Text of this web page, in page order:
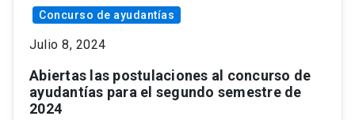
Concurso de ayudantías
Julio 8, 2024
Abiertas las postulaciones al concurso de
ayudantías para el segundo semestre de
2024